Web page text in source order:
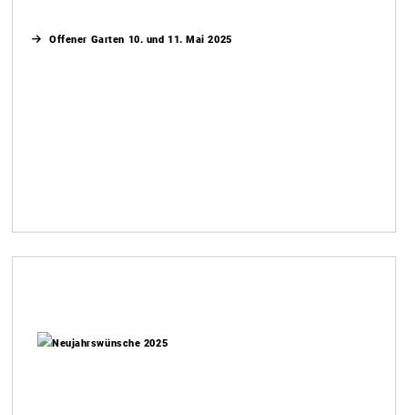
Offener Garten 10. und 11. Mai 2025